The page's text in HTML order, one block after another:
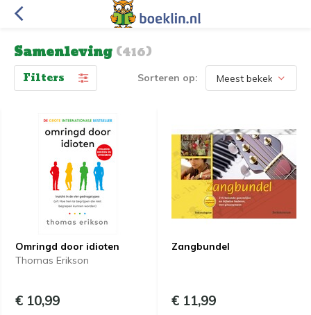
Samenleving(416)
Filters Sorteren op:
Omringd door idioten
Thomas Erikson
€ 10,99
Zangbundel
€ 11,99